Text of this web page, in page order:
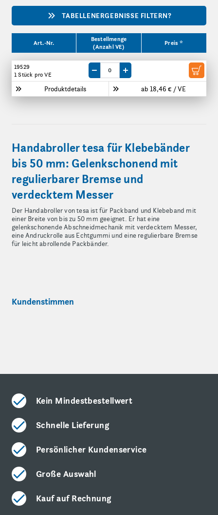
TABELLENERGEBNISSE FILTERN?
Art.-Nr.
Bestellmenge
(Anzahl VE)
Preis *
19529
1 Stück pro VE
Produktdetails ab 18,46 € / VE
Menge um eine VE reduzieren
Menge um eine VE erhöhen
Handabroller tesa für Klebebänder
bis 50 mm: Gelenkschonend mit
regulierbarer Bremse und
verdecktem Messer
Der Handabroller von tesa ist für Packband und Klebeband mit
einer Breite von bis zu 50 mm geeignet. Er hat eine
gelenkschonende Abschneidmechanik mit verdecktem Messer,
eine Andruckrolle aus Echtgummi und eine regulierbare Bremse
für leicht abrollende Packbänder.
Kundenstimmen
Kein Mindestbestellwert
Schnelle Lieferung
Persönlicher Kundenservice
Große Auswahl
Kauf auf Rechnung